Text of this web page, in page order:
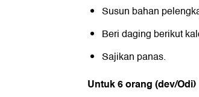
Susun bahan
Beri daging berikut
Sajikan panas.
Untuk 6 orang(dev/Odi)